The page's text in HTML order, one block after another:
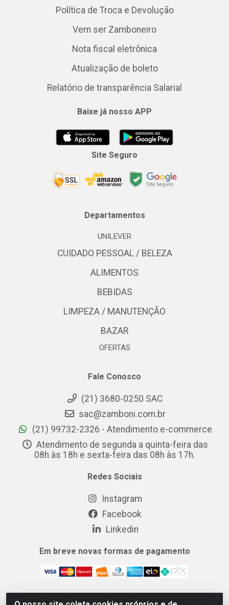
Política de Troca e Devolução
Vem ser Zamboneiro
Nota fiscal eletrônica
Atualização de boleto
Relatório de transparência Salarial
Baixe já nosso APP
Site Seguro
Departamentos
UNILEVER
CUIDADO PESSOAL / BELEZA
ALIMENTOS
BEBIDAS
LIMPEZA / MANUTENÇÃO
BAZAR
OFERTAS
Fale Conosco
(21) 3680-0250 SAC
sac@zamboni.com.br
(21) 99732-2326 - Atendimento e-commerce
Atendimento de segunda a quinta-feira das
08h às 18h e sexta-feira das 08h às 17h.
Redes Sociais
Instagram
Facebook
Linkedin
Em breve novas formas de pagamento